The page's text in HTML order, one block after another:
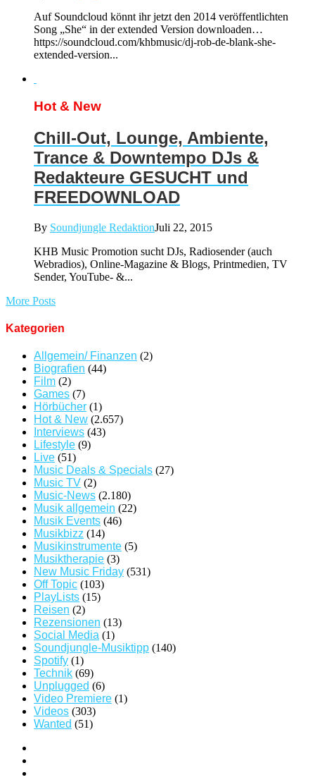
Auf Soundcloud könnt ihr jetzt den 2014 veröffentlichten
Song „She“ in der extended Version downloaden…
https://soundcloud.com/khbmusic/dj-rob-de-blank-she-
extended-version...
Hot & New
Chill-Out, Lounge, Ambiente,
Trance & Downtempo DJs &
Redakteure GESUCHT und
FREEDOWNLOAD
By Soundjungle RedaktionJuli 22, 2015
KHB Music Promotion sucht DJs, Radiosender (auch
Webradios), Online-Magazine & Blogs, Printmedien, TV
Sender, YouTube- &...
More Posts
Kategorien
Allgemein/ Finanzen (2)
Biografien (44)
Film (2)
Games (7)
Hörbücher (1)
Hot & New (2.657)
Interviews (43)
Lifestyle (9)
Live (51)
Music Deals & Specials (27)
Music TV (2)
Music-News (2.180)
Musik allgemein (22)
Musik Events (46)
Musikbizz (14)
Musikinstrumente (5)
Musiktherapie (3)
New Music Friday (531)
Off Topic (103)
PlayLists (15)
Reisen (2)
Rezensionen (13)
Social Media (1)
Soundjungle-Musiktipp (140)
Spotify (1)
Technik (69)
Unplugged (6)
Video Premiere (1)
Videos (303)
Wanted (51)